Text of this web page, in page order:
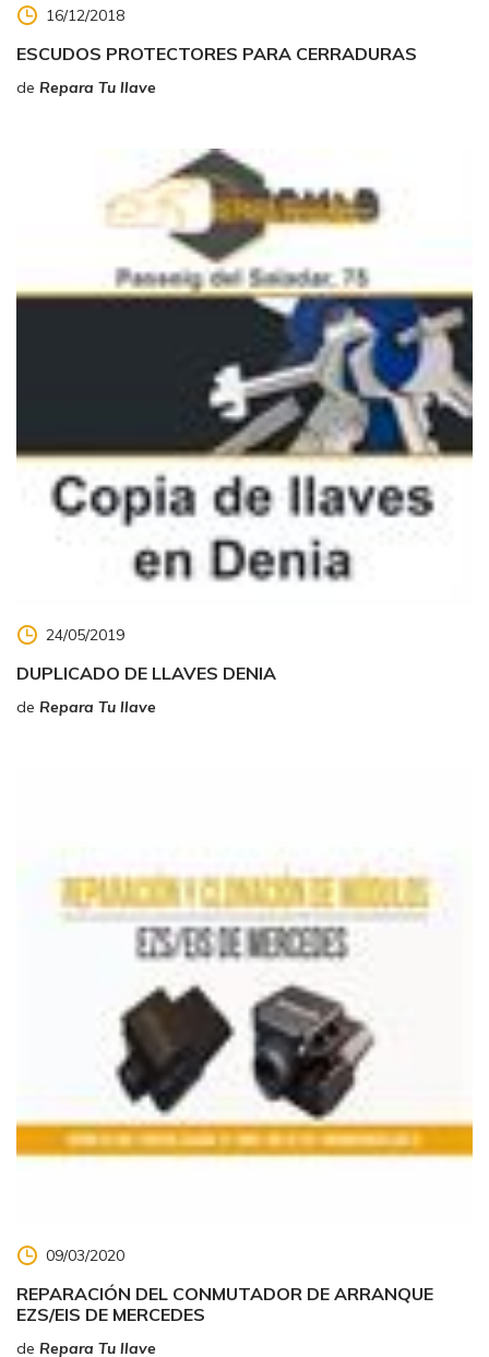
16/12/2018
ESCUDOS PROTECTORES PARA CERRADURAS
de Repara Tu llave
24/05/2019
DUPLICADO DE LLAVES DENIA
de Repara Tu llave
09/03/2020
REPARACIÓN DEL CONMUTADOR DE ARRANQUE
EZS/EIS DE MERCEDES
de Repara Tu llave